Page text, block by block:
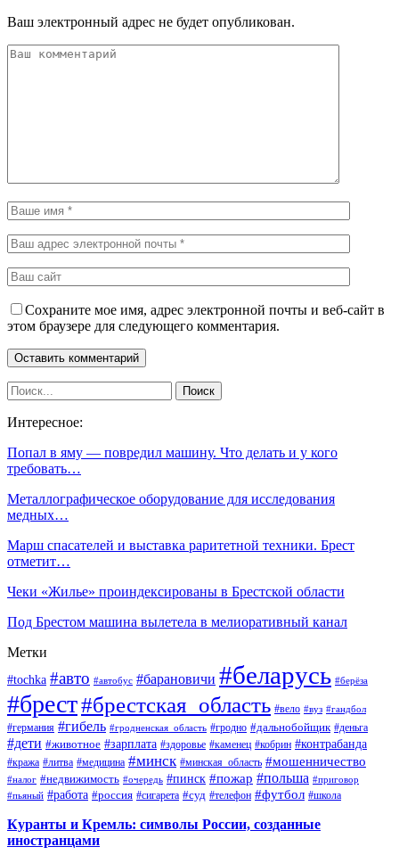
Ваш электронный адрес не будет опубликован.
Сохраните мое имя, адрес электронной почты и веб-сайт в
этом браузере для следующего комментария.
Интересное:
Попал в яму — повредил машину. Что делать и у кого
требовать…
Металлографическое оборудование для исследования
медных…
Марш спасателей и выставка раритетной техники. Брест
отметит…
Чеки «Жилье» проиндексированы в Брестской области
Под Брестом машина вылетела в мелиоративный канал
Метки
#tochka #авто #автобус #барановичи #беларусь #берёза
#брест#брестская_область #вело #вуз #гандбол
#германия #гибель #гродненская_область #гродно #дальнобойщик #деньга
#дети #животное #зарплата #здоровье #каменец #кобрин #контрабанда
#кража #литва #медицина #минск #минская_область #мошенничество
#налог #недвижимость #очередь #пинск #пожар #польша #приговор
#пьяный #работа #россия #сигарета #суд #телефон #футбол #школа
Куранты и Кремль: символы России, созданные
иностранцами